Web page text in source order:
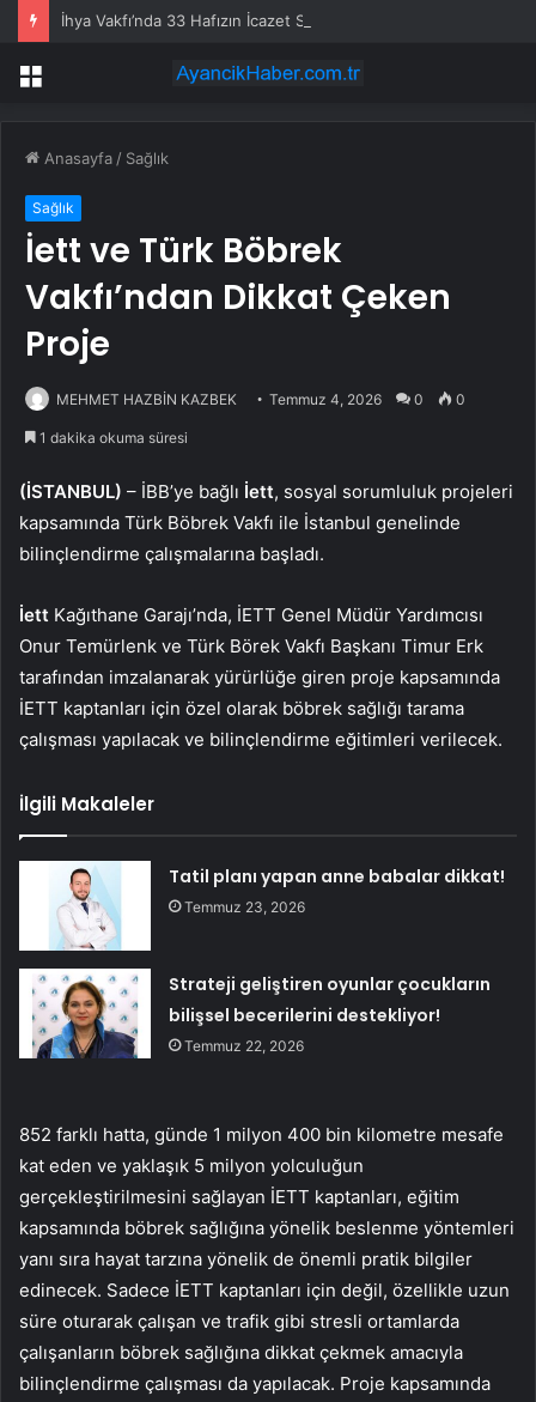
İhya Vakfı’nda 33 Hafızın İcazet Sevinci
Menü
Anasayfa / Sağlık
Sağlık
İett ve Türk Böbrek
Vakfı’ndan Dikkat Çeken
Proje
MEHMET HAZBİN KAZBEK Temmuz 4, 2026 0 0
1 dakika okuma süresi
(İSTANBUL) – İBB’ye bağlı İett, sosyal sorumluluk projeleri
kapsamında Türk Böbrek Vakfı ile İstanbul genelinde
bilinçlendirme çalışmalarına başladı.
İett Kağıthane Garajı’nda, İETT Genel Müdür Yardımcısı
Onur Temürlenk ve Türk Börek Vakfı Başkanı Timur Erk
tarafından imzalanarak yürürlüğe giren proje kapsamında
İETT kaptanları için özel olarak böbrek sağlığı tarama
çalışması yapılacak ve bilinçlendirme eğitimleri verilecek.
İlgili Makaleler
Tatil planı yapan anne babalar dikkat!
Temmuz 23, 2026
Strateji geliştiren oyunlar çocukların
bilişsel becerilerini destekliyor!
Temmuz 22, 2026
852 farklı hatta, günde 1 milyon 400 bin kilometre mesafe
kat eden ve yaklaşık 5 milyon yolculuğun
gerçekleştirilmesini sağlayan İETT kaptanları, eğitim
kapsamında böbrek sağlığına yönelik beslenme yöntemleri
yanı sıra hayat tarzına yönelik de önemli pratik bilgiler
edinecek. Sadece İETT kaptanları için değil, özellikle uzun
süre oturarak çalışan ve trafik gibi stresli ortamlarda
çalışanların böbrek sağlığına dikkat çekmek amacıyla
bilinçlendirme çalışması da yapılacak. Proje kapsamında